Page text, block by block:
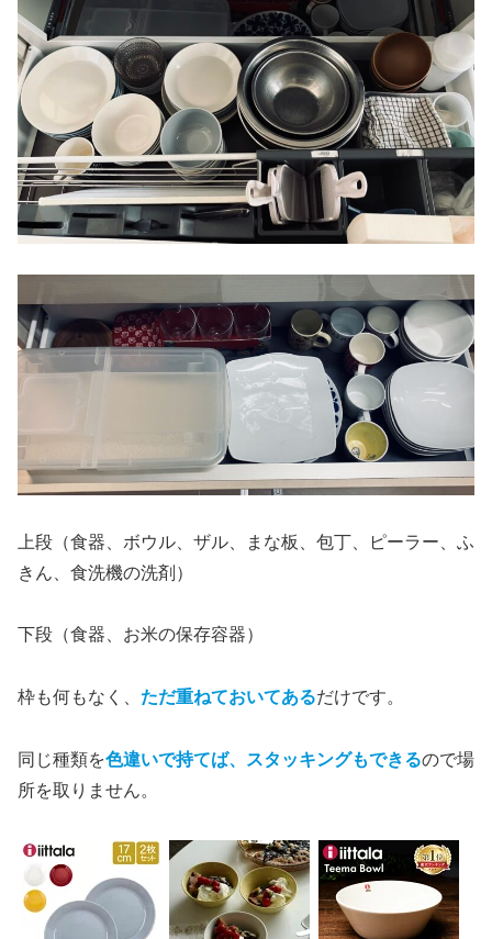
上段（食器、ボウル、ザル、まな板、包丁、ピーラー、ふ
きん、食洗機の洗剤）
下段（食器、お米の保存容器）
枠も何もなく、 ただ重ねておいてあるだけです。
同じ種類を色違いで持てば、スタッキングもできるので場
所を取りません。